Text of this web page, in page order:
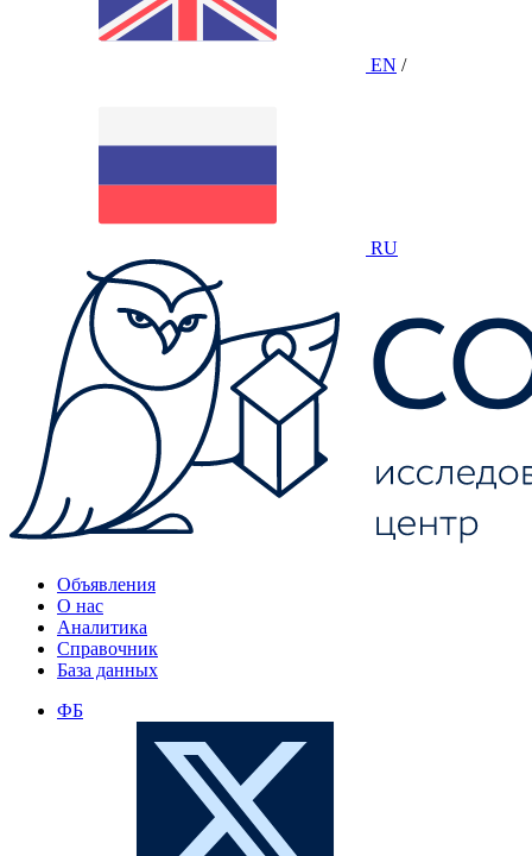
EN /
RU
Объявления
О нас
Аналитика
Справочник
База данных
ФБ